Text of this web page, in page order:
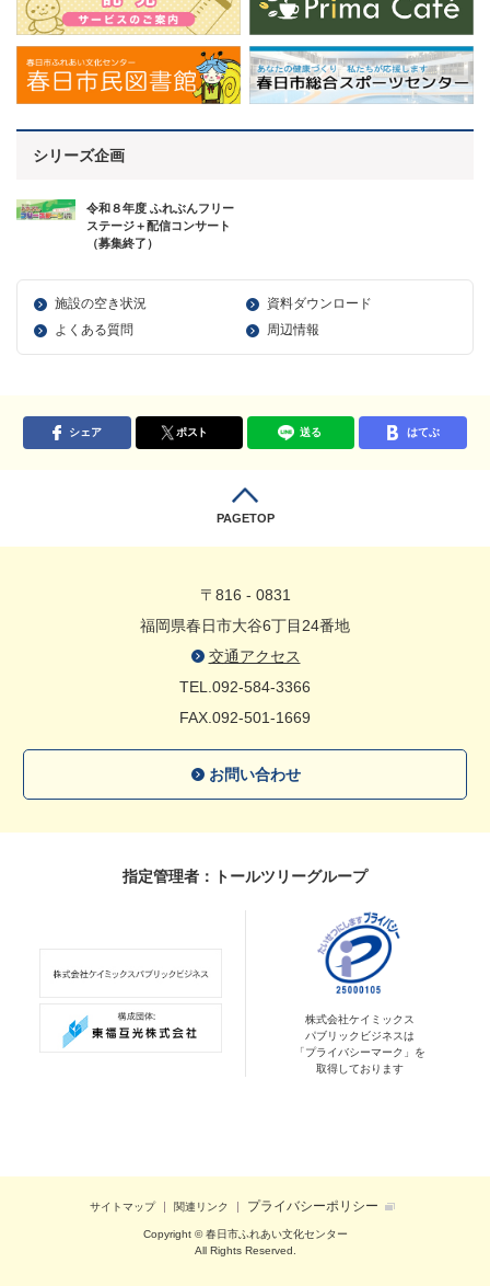
シリーズ企画
令和８年度 ふれぶんフリー
ステージ＋配信コンサート
（募集終了）
施設の空き状況
資料ダウンロード
よくある質問
周辺情報
シェア ポスト 送る はてぶ
PAGETOP
〒816 - 0831
福岡県春日市大谷6丁目24番地
交通アクセス
TEL.092-584-3366
FAX.092-501-1669
お問い合わせ
指定管理者：トールツリーグループ
株式会社ケイミックス
パブリックビジネスは
「プライバシーマーク」を
取得しております
サイトマップ 関連リンク プライバシーポリシー
Copyright © 春日市ふれあい文化センター
All Rights Reserved.